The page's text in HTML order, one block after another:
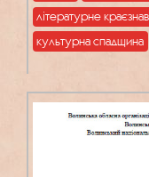
літературне
культурна спадщина